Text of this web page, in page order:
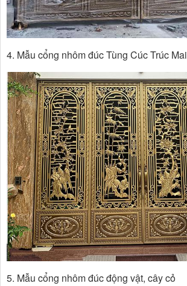
4. Mẫu cổng nhôm đúc Tùng Cúc Trúc Mai
5. Mẫu cổng nhôm đúc động vật, cây cỏ